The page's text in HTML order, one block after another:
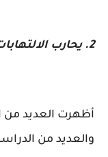
2. يحارب الالتهابات
أظهرت العديد من
والعديد من